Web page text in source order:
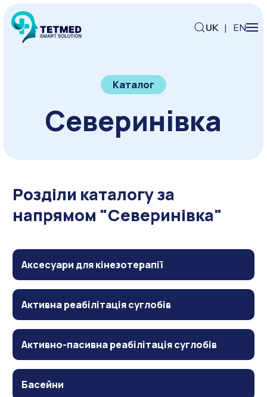
UK | EN
Каталог
Северинівка
Розділи каталогу за
напрямом "Северинівка"
Аксесуари для кінезотерапії
Активна реабілітація суглобів
Активно-пасивна реабілітація суглобів
Басейни